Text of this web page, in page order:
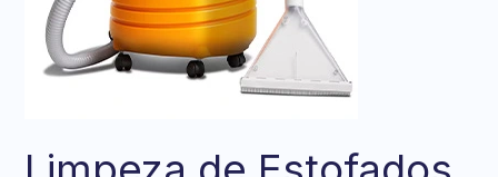
Sofás,
Carpetes